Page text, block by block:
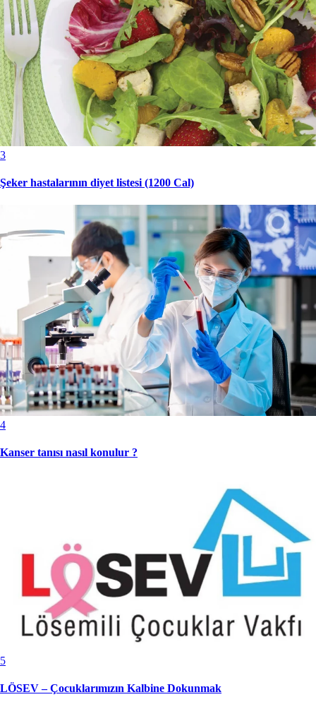
3
Şeker hastalarının diyet listesi (1200 Cal)
4
Kanser tanısı nasıl konulur ?
5
LÖSEV – Çocuklarımızın Kalbine Dokunmak